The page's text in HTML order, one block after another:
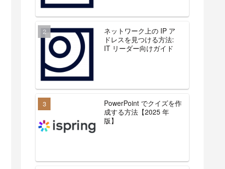
ネットワーク上の IP ア
ドレスを見つける方法:
IT リーダー向けガイド
PowerPoint でクイズを作
成する方法【2025 年
版】